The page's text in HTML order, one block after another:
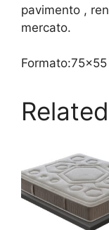
pavimento ,
mercato.